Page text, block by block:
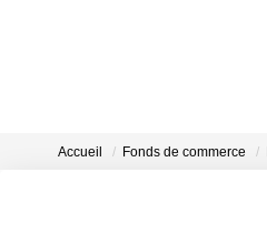
Accueil Fonds de commerce